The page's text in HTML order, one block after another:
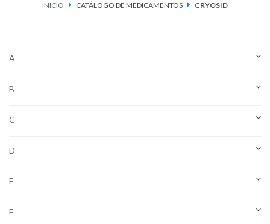
Ketosteril®
INICIO CATÁLOGO DE MEDICAMENTOS CRYOSID
A
B
C
D
E
F